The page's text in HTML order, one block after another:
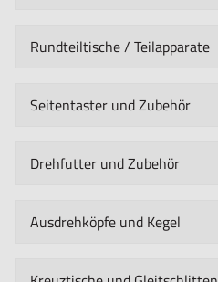
Rundteiltische / Teilapparate
Seitentaster und Zubehör
Drehfutter und Zubehör
Ausdrehköpfe und Kegel